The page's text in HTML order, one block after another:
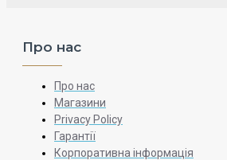
Про нас
Про нас
Магазини
Privacy Policy
Гарантії
Корпоративна інформація